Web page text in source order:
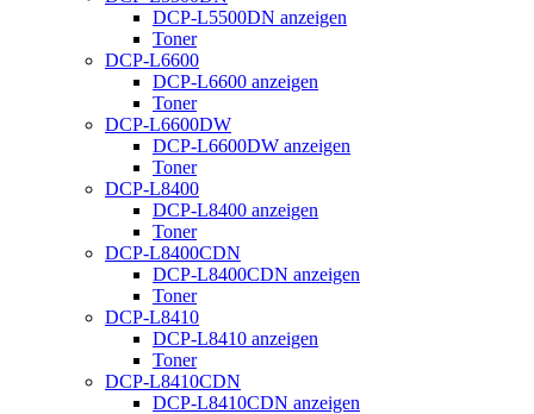
DCP-L5500DN anzeigen
Toner
DCP-L6600
DCP-L6600 anzeigen
Toner
DCP-L6600DW
DCP-L6600DW anzeigen
Toner
DCP-L8400
DCP-L8400 anzeigen
Toner
DCP-L8400CDN
DCP-L8400CDN anzeigen
Toner
DCP-L8410
DCP-L8410 anzeigen
Toner
DCP-L8410CDN
DCP-L8410CDN anzeigen